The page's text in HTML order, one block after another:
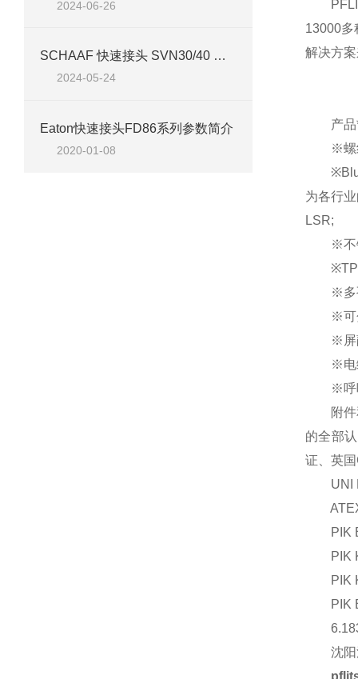
2024-06-26
SCHAAF 快速接头 SVN30/40 案例分析
2024-05-24
Eaton快速接头FD86系列参数简介
2020-01-08
13000多
解决方
产品*
※螺纹
为各行
LSR;
※不锈
※TPE-
※多孔
※可分
※屏蔽
※电缆
※呼吸
附件和
的全部
证、英
UNI
PIK
PIK
PIK
PIK
沈阳